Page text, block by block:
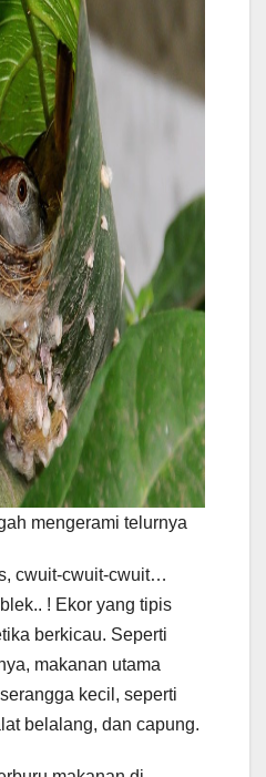
mengerami telurnya
cwuit-cwuit-cwuit…
! Ekor yang tipis
berkicau. Seperti
makanan utama
kecil, seperti
belalang, dan capung.